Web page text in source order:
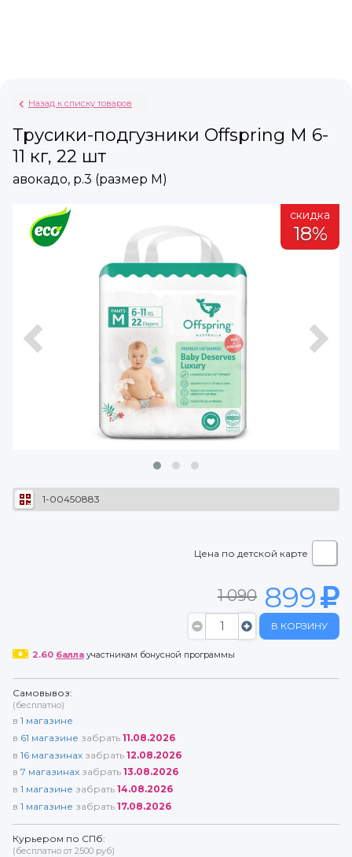
Назад к списку товаров
Трусики-подгузники Offspring M 6-
11 кг, 22 шт
авокадо, р.3 (размер М)
скидка
18%
1-00450883
Цена по детской карте
1 090 899
В КОРЗИНУ
2.60 баллаучастникам бонусной программы
Самовывоз:
(бесплатно)
в 1 магазине
в 61 магазине забрать 11.08.2026
в 16 магазинах забрать 12.08.2026
в 7 магазинах забрать 13.08.2026
в 1 магазине забрать 14.08.2026
в 1 магазине забрать 17.08.2026
Курьером по СПб:
(бесплатно от 2500 руб)